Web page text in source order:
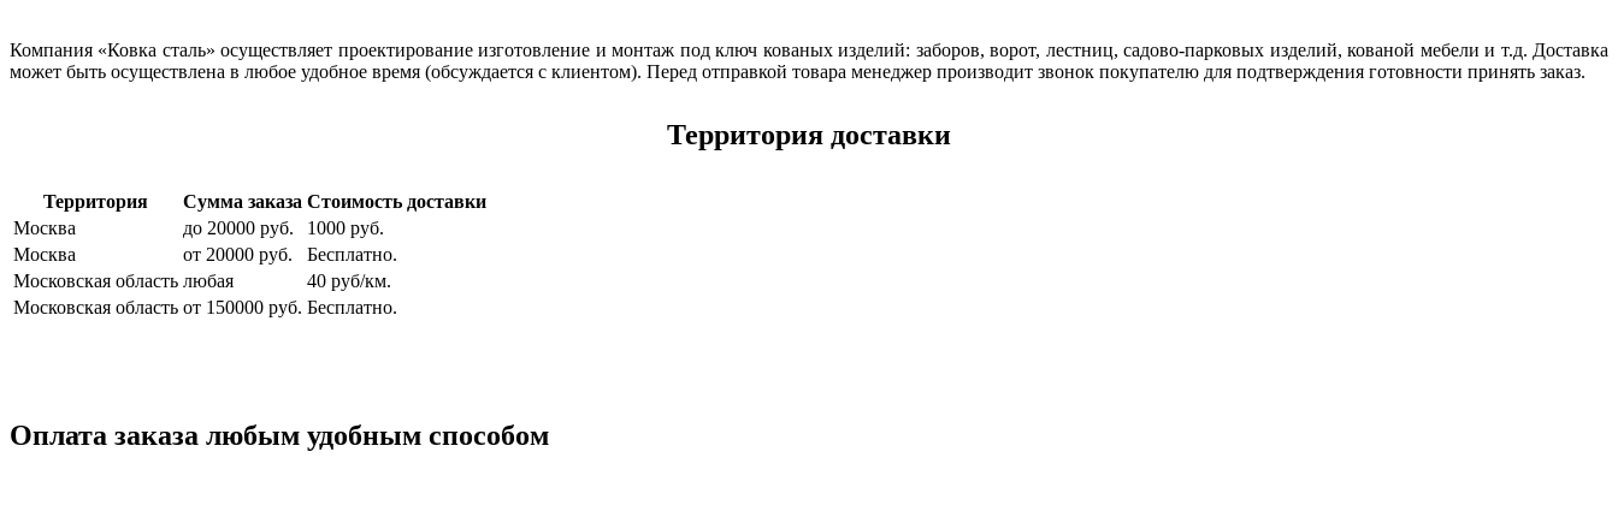
Компания «Ковка сталь» осуществляет проектирование изготовление и монтаж под ключ кованых изделий: заборов, ворот, лестниц, садово-парковых изделий, кованой мебели и т.д. Доставка
может быть осуществлена в любое удобное время (обсуждается с клиентом). Перед отправкой товара менеджер производит звонок покупателю для подтверждения готовности принять заказ.
Территория доставки
Территория Сумма заказа Стоимость доставки
Москва
до 20000 руб.
1000 руб.
Москва
от 20000 руб.
Бесплатно.
Московская область любая
40 руб/км.
Московская область от 150000 руб. Бесплатно.
Оплата заказа любым удобным способом